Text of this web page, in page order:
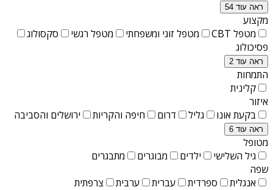
ראה עוד 54
מקצוע
מטפל CBT
מטפל זוגי ומשפחתי מטפל רגשי
סקסולוג
פסיכולוג
ראה עוד 2
התמחות
קלינית
איזור
בקעת אונו
גליל דרום חיפה והקריות ירושלים והסביבה
ראה עוד 6
מטופל
גיל השלישי
ילדים מבוגרים
מתבגרים
שפה
אנגלית
ספרדית עברית ערבית צרפתית